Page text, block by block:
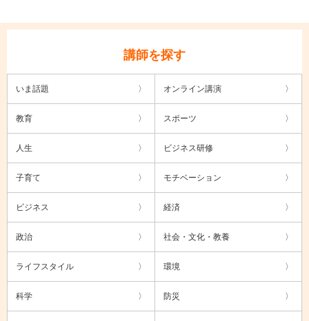
講師を探す
いま話題 オンライン講演
教育 スポーツ
人生 ビジネス研修
子育て モチベーション
ビジネス 経済
政治 社会・文化・教養
ライフスタイル 環境
科学 防災